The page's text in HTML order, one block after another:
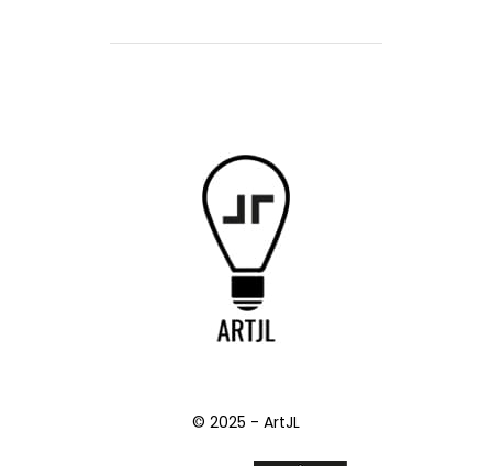
© 2025 - ArtJL